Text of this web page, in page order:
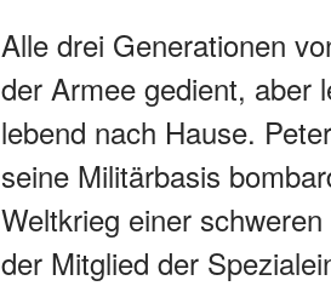
Alle drei Generationen
der Armee gedient, aber
lebend nach Hause.
seine Militärbasis
Weltkrieg einer
der Mitglied der